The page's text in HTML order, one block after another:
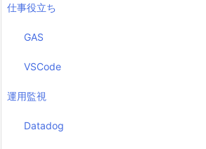
仕事役立ち
GAS
VSCode
運用監視
Datadog